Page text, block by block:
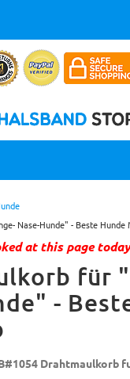
Nase-Hunde" - Beste Hunde
at this page
für
-
Drahtmaulkorb